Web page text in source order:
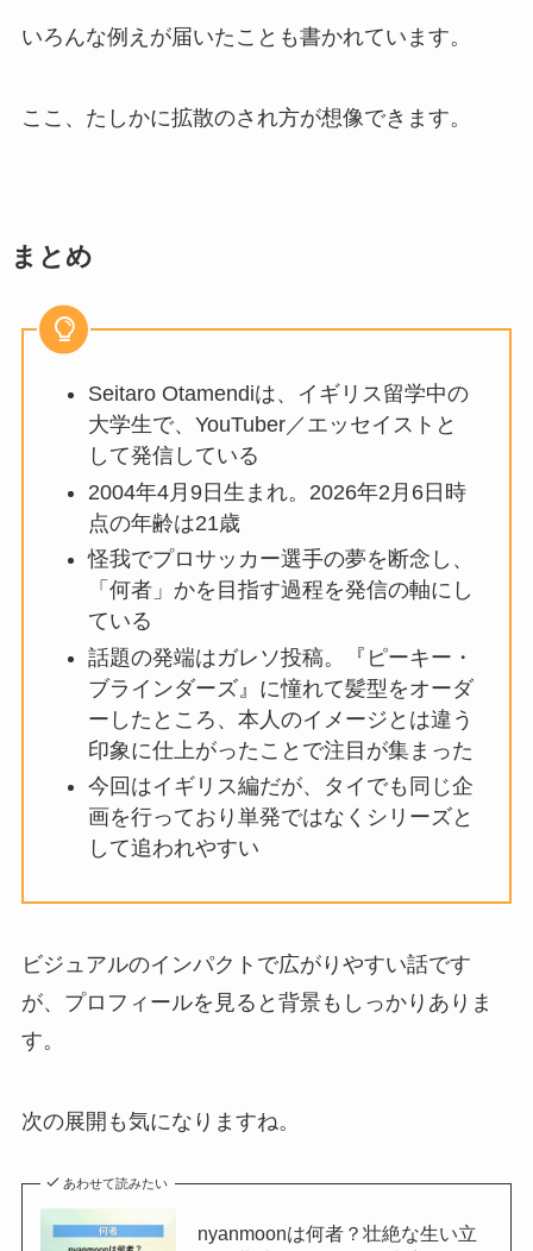
いろんな例えが届いたことも書かれています。
ここ、たしかに拡散のされ方が想像できます。
まとめ
Seitaro Otamendiは、イギリス留学中の
大学生で、YouTuber／エッセイストと
して発信している
2004年4月9日生まれ。2026年2月6日時
点の年齢は21歳
怪我でプロサッカー選手の夢を断念し、
「何者」かを目指す過程を発信の軸にし
ている
話題の発端はガレソ投稿。『ピーキー・
ブラインダーズ』に憧れて髪型をオーダ
ーしたところ、本人のイメージとは違う
印象に仕上がったことで注目が集まった
今回はイギリス編だが、タイでも同じ企
画を行っており単発ではなくシリーズと
して追われやすい
ビジュアルのインパクトで広がりやすい話です
が、プロフィールを見ると背景もしっかりありま
す。
次の展開も気になりますね。
あわせて読みたい
nyanmoonは何者？壮絶な生い立